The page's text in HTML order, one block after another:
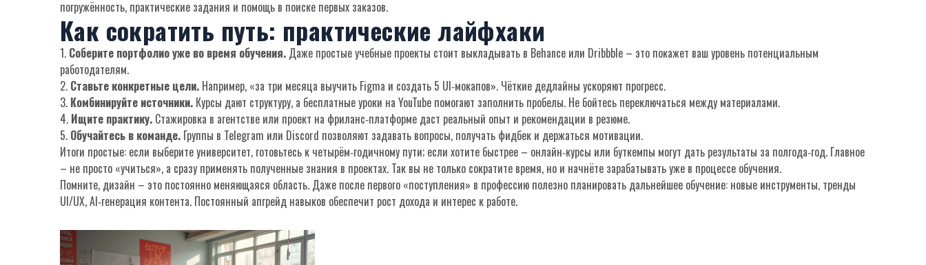
погружённость, практические задания и помощь в поиске первых заказов.
Как сократить путь: практические лайфхаки
1. Соберите портфолио уже во время обучения. Даже простые учебные проекты стоит выкладывать в Behance или Dribbble – это покажет ваш уровень потенциальным
работодателям.
2. Ставьте конкретные цели. Например, «за три месяца выучить Figma и создать 5 UI‑мокапов». Чёткие дедлайны ускоряют прогресс.
3. Комбинируйте источники. Курсы дают структуру, а бесплатные уроки на YouTube помогают заполнить пробелы. Не бойтесь переключаться между материалами.
4. Ищите практику. Стажировка в агентстве или проект на фриланс‑платформе даст реальный опыт и рекомендации в резюме.
5. Обучайтесь в команде. Группы в Telegram или Discord позволяют задавать вопросы, получать фидбек и держаться мотивации.
Итоги простые: если выберите университет, готовьтесь к четырём‑годичному пути; если хотите быстрее – онлайн‑курсы или буткемпы могут дать результаты за полгода‑год. Главное
– не просто «учиться», а сразу применять полученные знания в проектах. Так вы не только сократите время, но и начнёте зарабатывать уже в процессе обучения.
Помните, дизайн – это постоянно меняющаяся область. Даже после первого «поступления» в профессию полезно планировать дальнейшее обучение: новые инструменты, тренды
UI/UX, AI‑генерация контента. Постоянный апгрейд навыков обеспечит рост дохода и интерес к работе.